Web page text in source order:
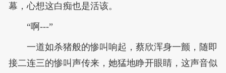
幕，心想这白痴也是活该。
“啊---”
一道如杀猪般的惨叫响起，蔡欣浑身一颤，随即
接二连三的惨叫声传来，她猛地睁开眼睛，这声音似